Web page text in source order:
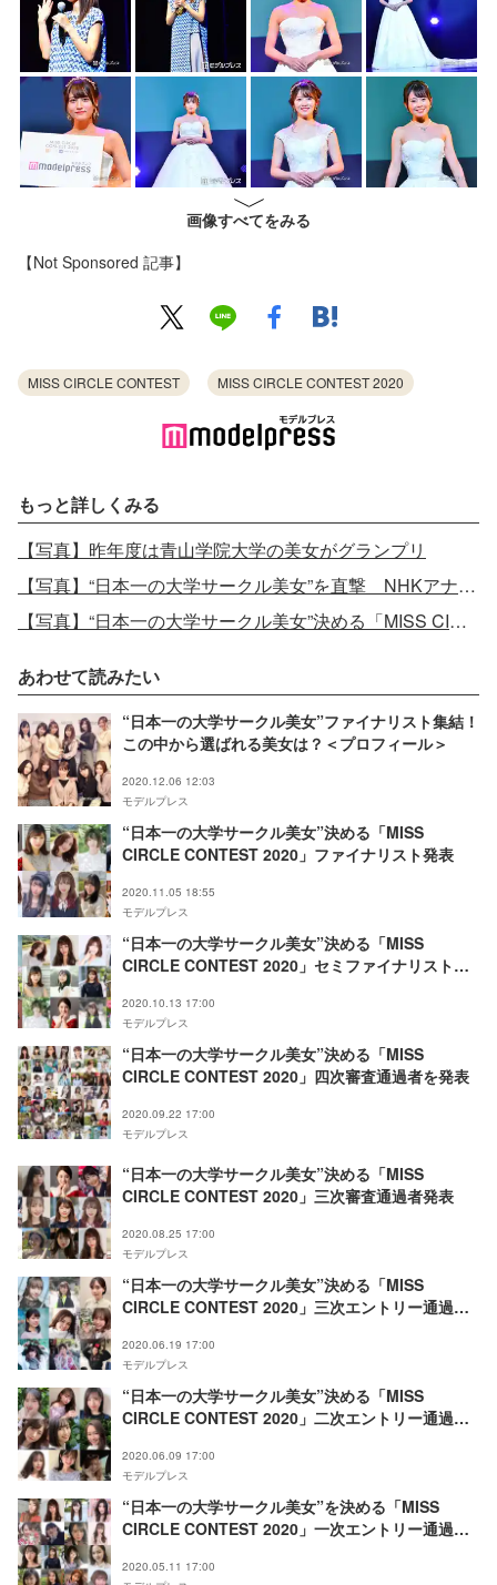
画像すべてをみる
【Not Sponsored 記事】
MISS CIRCLE CONTEST MISS CIRCLE CONTEST 2020
もっと詳しくみる
【写真】昨年度は青山学院大学の美女がグランプリ
【写真】“日本一の大学サークル美女”を直撃 NHKアナウンサー目指す素顔とは
【写真】“日本一の大学サークル美女”決める「MISS CIRCLE CONTEST 2020」ファイナリスト
あわせて読みたい
“日本一の大学サークル美女”ファイナリスト集結！
この中から選ばれる美女は？＜プロフィール＞
2020.12.06 12:03
モデルプレス
“日本一の大学サークル美女”決める「MISS
CIRCLE CONTEST 2020」ファイナリスト発表
2020.11.05 18:55
モデルプレス
“日本一の大学サークル美女”決める「MISS
CIRCLE CONTEST 2020」セミファイナリスト発
2020.10.13 17:00
モデルプレス
“日本一の大学サークル美女”決める「MISS
CIRCLE CONTEST 2020」四次審査通過者を発表
2020.09.22 17:00
モデルプレス
“日本一の大学サークル美女”決める「MISS
CIRCLE CONTEST 2020」三次審査通過者発表
2020.08.25 17:00
モデルプレス
“日本一の大学サークル美女”決める「MISS
CIRCLE CONTEST 2020」三次エントリー通過者
2020.06.19 17:00
モデルプレス
“日本一の大学サークル美女”決める「MISS
CIRCLE CONTEST 2020」二次エントリー通過者
2020.06.09 17:00
モデルプレス
“日本一の大学サークル美女”を決める「MISS
CIRCLE CONTEST 2020」一次エントリー通過者
2020.05.11 17:00